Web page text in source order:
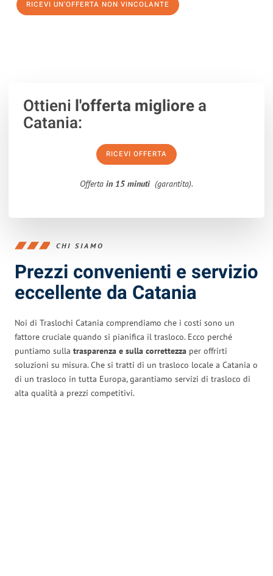
RICEVI UN'OFFERTA NON VINCOLANTE
Ottieni l'offerta migliorea
Catania:
RICEVI OFFERTA
Offerta in 15 minuti (garantita).
CHI SIAMO
Prezzi convenienti e servizio
eccellente da Catania
Noi di Traslochi Catania comprendiamo che i costi sono un
fattore cruciale quando si pianifica il trasloco. Ecco perché
puntiamo sulla trasparenza e sulla correttezza per offrirti
soluzioni su misura. Che si tratti di un trasloco locale a Catania o
di un trasloco in tutta Europa, garantiamo servizi di trasloco di
alta qualità a prezzi competitivi.